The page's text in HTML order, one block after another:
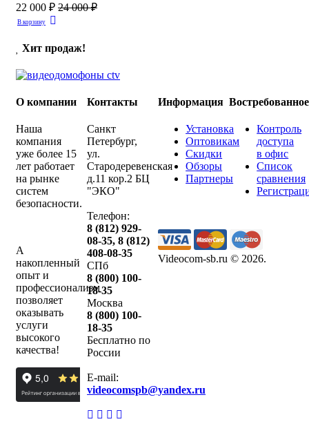
22 000 ₽ 24 000 ₽
В корзину
Хит продаж!
О компании
Наша
компания
уже более 15
лет работает
на рынке
систем
безопасности.
А
накопленный
опыт и
профессионализм
позволяет
оказывать
услуги
высокого
качества!
Контакты
Санкт
Петербург,
ул.
Стародеревенская
д.11 кор.2 БЦ
"ЭКО"
Телефон:
8 (812) 929-
08-35,8 (812)
408-08-35
СПб
8 (800) 100-
18-35
Москва
8 (800) 100-
18-35
Бесплатно по
России
E-mail:
videocomspb@yandex.ru
Информация
Установка
Оптовикам
Скидки
Обзоры
Партнеры
Востребованное
Контроль
доступа
в офис
Список
сравнения
Videocom-sb.ru © 2026.